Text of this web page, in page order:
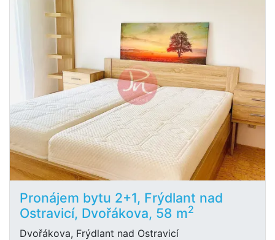
Pronájem bytu 2+1, Frýdlant nad
Ostravicí, Dvořákova, 58 m2
Dvořákova, Frýdlant nad Ostravicí